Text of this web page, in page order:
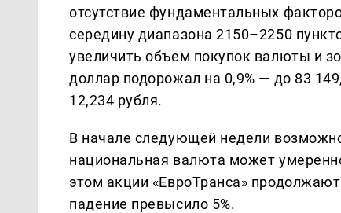
отсутствие фундаментальных
середину диапазона 2150–2250
увеличить объем покупок валюты и
доллар подорожал на 0,9% — до 83
12,234 рубля.
В начале следующей недели
национальная валюта может
этом акции «ЕвроТранса»
падение превысило 5%.